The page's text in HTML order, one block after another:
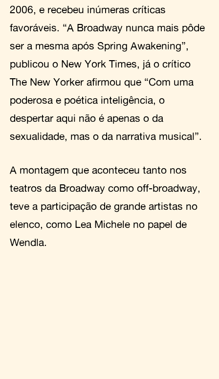
2006, e recebeu inúmeras críticas
favoráveis. “A Broadway nunca mais pôde
ser a mesma após Spring Awakening”,
publicou o New York Times, já o crítico
The New Yorker afirmou que “Com uma
poderosa e poética inteligência, o
despertar aqui não é apenas o da
sexualidade, mas o da narrativa musical”.
A montagem que aconteceu tanto nos
teatros da Broadway como off-broadway,
teve a participação de grande artistas no
elenco, como Lea Michele no papel de
Wendla.